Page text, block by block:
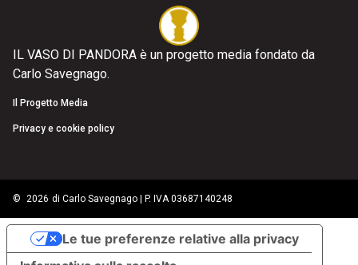
IL VASO DI PANDORA è un progetto media fondato da
Carlo Savegnago.
Il Progetto Media
Privacy e cookie policy
© 2026 di Carlo Savegnago | P. IVA 03687140248
Le tue preferenze relative alla privacy